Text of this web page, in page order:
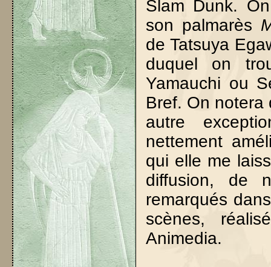
Slam Dunk.
son palmarès
de Tatsuya
duquel on
Yamauchi ou
Bref. On notera
autre
nettement
qui elle me
diffusion, de
remarqués
scènes,
Animedia.